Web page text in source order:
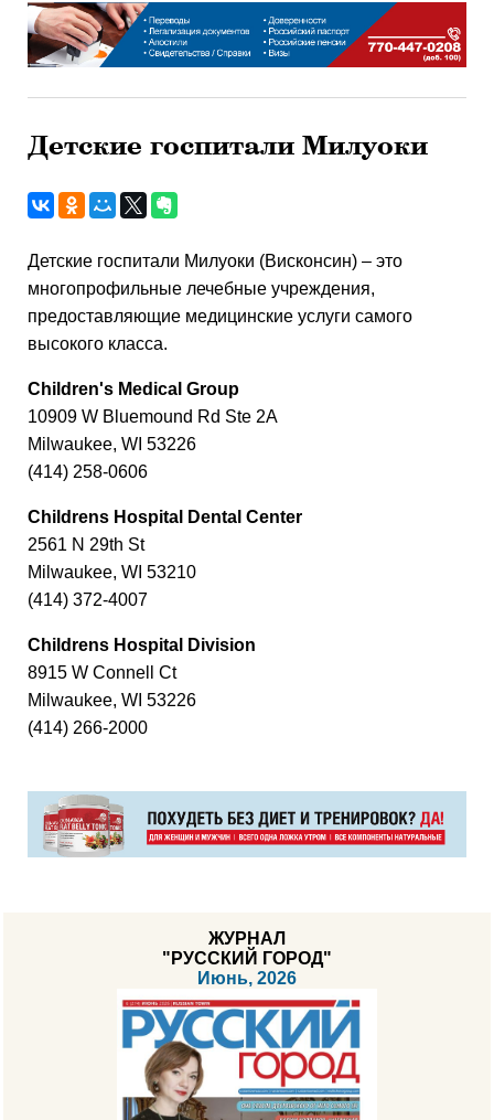
Детские госпитали Милуоки
Детские госпитали Милуоки (Висконсин) – это
многопрофильные лечебные учреждения,
предоставляющие медицинские услуги самого
высокого класса.
Children's Medical Group
10909 W Bluemound Rd Ste 2A
Milwaukee, WI 53226
(414) 258-0606
Childrens Hospital Dental Center
2561 N 29th St
Milwaukee, WI 53210
(414) 372-4007
Childrens Hospital Division
8915 W Connell Ct
Milwaukee, WI 53226
(414) 266-2000
ЖУРНАЛ
"РУССКИЙ ГОРОД"
Июнь, 2026